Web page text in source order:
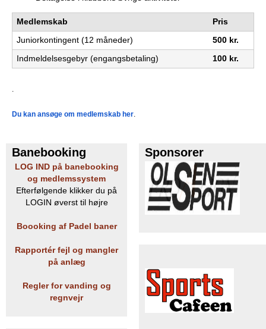
Medlemskab Pris
Juniorkontingent (12 måneder) 500 kr.
Indmeldelsesgebyr (engangsbetaling) 100 kr.
Du kan ansøge om medlemskab her
Banebooking
LOG IND på banebooking
og medlemssystem
Efterfølgende klikker du på
LOGIN øverst til højre
Boooking af Padel baner
Rapportér fejl og mangler
på anlæg
Regler for vanding og
regnvejr
Sponsorer